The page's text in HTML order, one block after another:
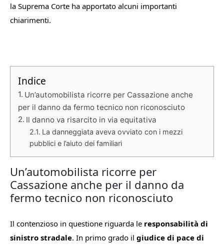
la Suprema Corte ha apportato alcuni importanti
chiarimenti.
Indice
Un’automobilista ricorre per Cassazione anche
per il danno da fermo tecnico non riconosciuto
Il danno va risarcito in via equitativa
La danneggiata aveva ovviato con i mezzi
pubblici e l’aiuto dei familiari
Un’automobilista ricorre per
Cassazione anche per il danno da
fermo tecnico non riconosciuto
Il contenzioso in questione riguarda le responsabilità di
sinistro stradale. In primo grado il giudice di pace di